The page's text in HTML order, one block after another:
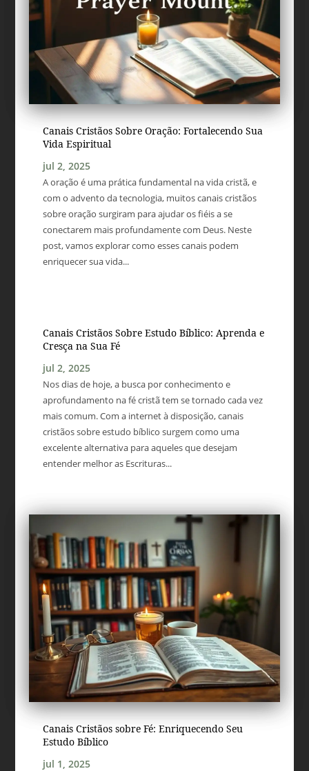
Canais Cristãos Sobre Oração: Fortalecendo Sua
Vida Espiritual
jul 2, 2025
A oração é uma prática fundamental na vida cristã, e
com o advento da tecnologia, muitos canais cristãos
sobre oração surgiram para ajudar os fiéis a se
conectarem mais profundamente com Deus. Neste
post, vamos explorar como esses canais podem
enriquecer sua vida...
Canais Cristãos Sobre Estudo Bíblico: Aprenda e
Cresça na Sua Fé
jul 2, 2025
Nos dias de hoje, a busca por conhecimento e
aprofundamento na fé cristã tem se tornado cada vez
mais comum. Com a internet à disposição, canais
cristãos sobre estudo bíblico surgem como uma
excelente alternativa para aqueles que desejam
entender melhor as Escrituras...
Canais Cristãos sobre Fé: Enriquecendo Seu
Estudo Bíblico
jul 1, 2025